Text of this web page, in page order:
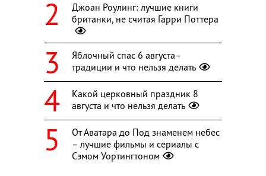
Джоан Роулинг: лучшие книги
британки, не считая Гарри Поттера
Яблочный спас 6 августа -
традиции и что нельзя делать
Какой церковный праздник 8
августа и что нельзя делать
От Аватара до Под знаменем небес
– лучшие фильмы и сериалы с
Сэмом Уортингтоном